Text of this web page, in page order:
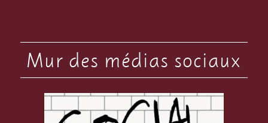
Mur des médias sociaux